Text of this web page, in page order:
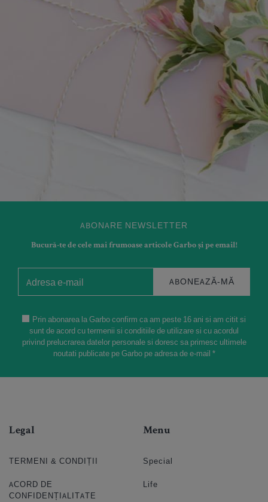
ABONARE NEWSLETTER
Bucură-te de cele mai frumoase articole Garbo și pe email!
ABONEAZĂ-MĂ
Prin abonarea la Garbo confirm ca am peste 16 ani si am citit si
sunt de acord cu termenii si conditiile de utilizare si cu acordul
privind prelucrarea datelor personale si doresc sa primesc ultimele
noutati publicate pe Garbo pe adresa de e-mail *
Legal
TERMENI & CONDIȚII
ACORD DE
CONFIDENȚIALITATE
Menu
Special
Life